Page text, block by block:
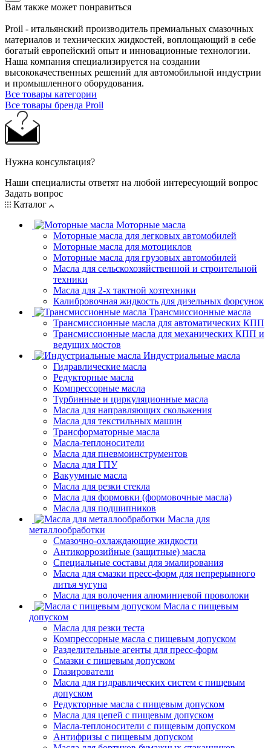
Вам также может понравиться
Proil - итальянский производитель премиальных смазочных
материалов и технических жидкостей, воплощающий в себе
богатый европейский опыт и инновационные технологии.
Наша компания специализируется на создании
высококачественных решений для автомобильной индустрии
и промышленного оборудования.
Все товары категории
Все товары бренда Proil
Нужна консультация?
Наши специалисты ответят на любой интересующий вопрос
Задать вопрос
Каталог
Моторные масла
Моторные масла для легковых автомобилей
Моторные масла для мотоциклов
Моторные масла для грузовых автомобилей
Масла для сельскохозяйственной и строительной
техники
Масла для 2-х тактной хозтехники
Калибровочная жидкость для дизельных форсунок
Трансмиссионные масла
Трансмиссионные масла для автоматических КПП
Трансмиссионные масла для механических КПП и
ведущих мостов
Индустриальные масла
Гидравлические масла
Редукторные масла
Компрессорные масла
Турбинные и циркуляционные масла
Масла для направляющих скольжения
Масла для текстильных машин
Трансформаторные масла
Масла-теплоносители
Масла для пневмоинструментов
Масла для ГПУ
Вакуумные масла
Масла для резки стекла
Масла для формовки (формовочные масла)
Масла для подшипников
Масла для
металлообработки
Смазочно-охлаждающие жидкости
Антикоррозийные (защитные) масла
Специальные составы для эмалирования
Масла для смазки пресс-форм для непрерывного
литья чугуна
Масла для волочения алюминиевой проволоки
Масла с пищевым
допуском
Масла для резки теста
Компрессорные масла с пищевым допуском
Разделительные агенты для пресс-форм
Смазки с пищевым допуском
Глазирователи
Масла для гидравлических систем с пищевым
допуском
Редукторные масла с пищевым допуском
Масла для цепей с пищевым допуском
Масла-теплоносители с пищевым допуском
Антифризы с пищевым допуском